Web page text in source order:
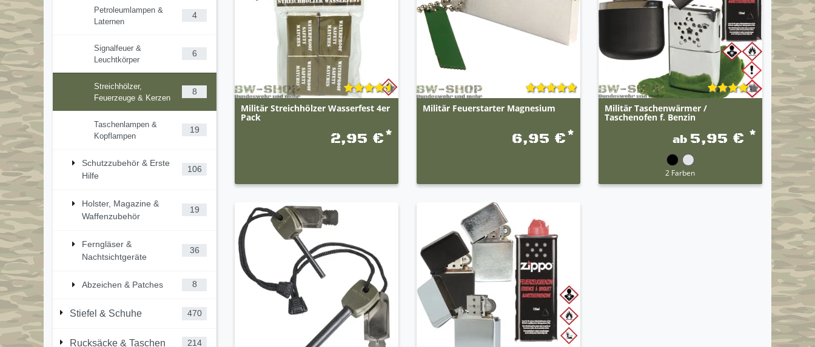
Petroleumlampen &
Laternen
4
Signalfeuer &
Leuchtkörper
6
Streichhölzer,
Feuerzeuge & Kerzen
8
Taschenlampen &
Kopflampen
19
Schutzzubehör & Erste
Hilfe
106
Holster, Magazine &
Waffenzubehör
19
Ferngläser &
Nachtsichtgeräte
36
Abzeichen & Patches 8
Stiefel & Schuhe 470
Rucksäcke & Taschen 214
Militär Streichhölzer Wasserfest 4er
Pack
2,95 €*
Militär Feuerstarter Magnesium
6,95 €*
Militär Taschenwärmer /
Taschenofen f. Benzin
ab 5,95 € *
2 Farben